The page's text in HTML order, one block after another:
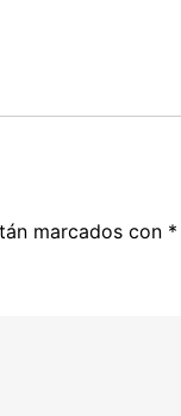
marcados con *